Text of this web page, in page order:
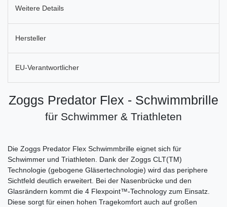
Weitere Details
Hersteller
EU-Verantwortlicher
Zoggs Predator Flex - Schwimmbrille
für Schwimmer & Triathleten
Die Zoggs Predator Flex Schwimmbrille eignet sich für
Schwimmer und Triathleten. Dank der Zoggs CLT(TM)
Technologie (gebogene Gläsertechnologie) wird das periphere
Sichtfeld deutlich erweitert. Bei der Nasenbrücke und den
Glasrändern kommt die 4 Flexpoint™-Technology zum Einsatz.
Diese sorgt für einen hohen Tragekomfort auch auf großen